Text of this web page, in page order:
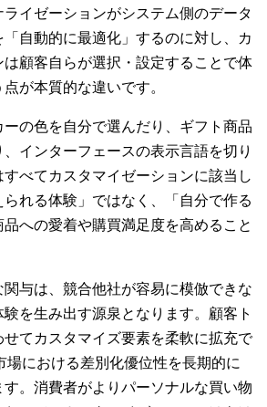
イゼーションがシステム側のデータ
自動的に最適化」するのに対し、カ
顧客自らが選択・設定することで体
が本質的な違いです。
の色を自分で選んだり、ギフト商品
インターフェースの表示言語を切り
べてカスタマイゼーションに該当し
れる体験」ではなく、「自分で作る
への愛着や購買満足度を高めること
与は、競合他社が容易に模倣できな
を生み出す源泉となります。顧客ト
てカスタマイズ要素を柔軟に拡充で
場における差別化優位性を長期的に
。消費者がよりパーソナルな買い物